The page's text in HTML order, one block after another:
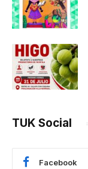
TUK Social
Facebook